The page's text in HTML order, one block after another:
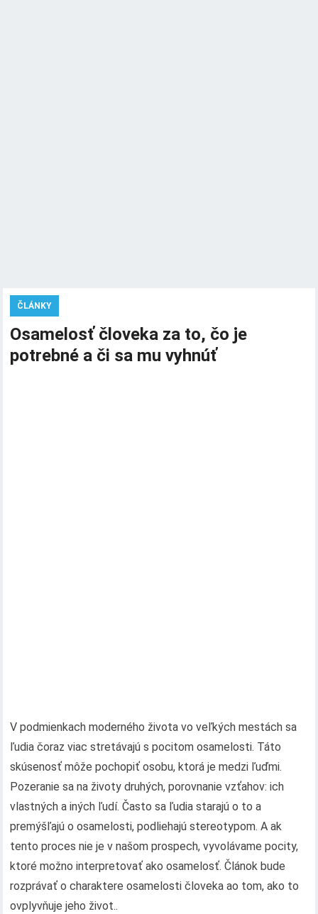
ČLÁNKY
Osamelosť človeka za to, čo je
potrebné a či sa mu vyhnúť
V podmienkach moderného života vo veľkých mestách sa
ľudia čoraz viac stretávajú s pocitom osamelosti. Táto
skúsenosť môže pochopiť osobu, ktorá je medzi ľuďmi.
Pozeranie sa na životy druhých, porovnanie vzťahov: ich
vlastných a iných ľudí. Často sa ľudia starajú o to a
premýšľajú o osamelosti, podliehajú stereotypom. A ak
tento proces nie je v našom prospech, vyvolávame pocity,
ktoré možno interpretovať ako osamelosť. Článok bude
rozprávať o charaktere osamelosti človeka ao tom, ako to
ovplyvňuje jeho život..